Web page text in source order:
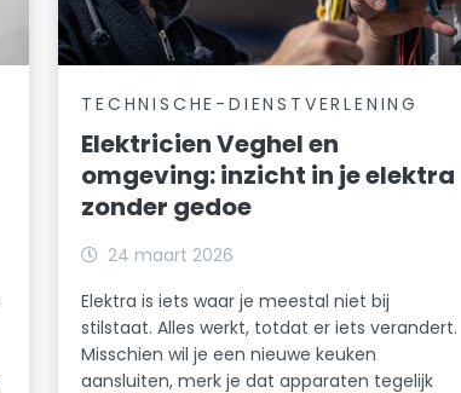
TECHNISCHE-DIENSTVERLENING
Elektricien Veghel en
omgeving: inzicht in je elektra
zonder gedoe
24 maart 2026
Elektra is iets waar je meestal niet bij
stilstaat. Alles werkt, totdat er iets verandert.
Misschien wil je een nieuwe keuken
aansluiten, merk je dat apparaten tegelijk